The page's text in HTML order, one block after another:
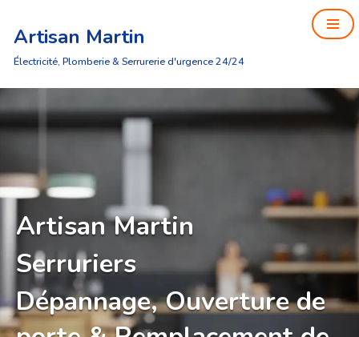
Aller
au
Artisan Martin
Électricité, Plomberie & Serrurerie d'urgence 24/24
Artisan Martin
Serruriers
Dépannage, Ouverture de